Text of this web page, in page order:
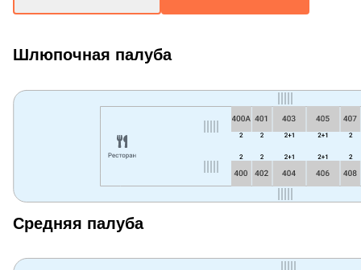
Шлюпочная палуба
Средняя палуба